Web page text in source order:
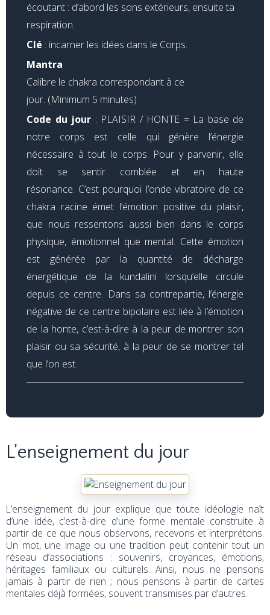
écoutant : d’abord les sons extérieurs, ensuite ta
respiration.
Clé : incarner les idées dans le Corps.
Mantra :
Calibre le chakra correspondant à ce
jour. (Minimum 5 minutes)
Code du jour : PLAISIR / HONTE = La base de
notre corps est celle qui génère l’énergie
nécessaire à tout le corps. Pour y parvenir, elle
doit se sentir comblée et en haute
résonance. C’est pourquoi l’onde vibratoire de ce
chakra racine émet l’émotion positive du plaisir,
que nous ressentons aussi bien dans le corps
physique, émotionnel que mental. Cette émotion
est générée par la quantité de décharge
énergétique de la kundalini lorsqu’elle circule
depuis ce centre. Dans sa contrepartie, l’énergie
négative de ce centre bipolaire est liée à l’émotion
de la honte, c’est-à-dire à la peur de montrer son
plaisir ou sa sécurité, à la peur de se montrer tel
que l’on est.
L’enseignement du jour
L’enseignement du jour explique que toute idéologie naît
d’une idée, c’est-à-dire d’une forme mentale construite à
partir de ce que nous observons, recevons et interprétons.
Un mot, une image ou une tradition peut contenir tout un
réseau d’associations : souvenirs, croyances, émotions,
héritages familiaux ou culturels. Ainsi, nous ne pensons
jamais à partir de rien ; nous pensons à partir de cartes
mentales déjà formées, souvent transmises par d’autres.